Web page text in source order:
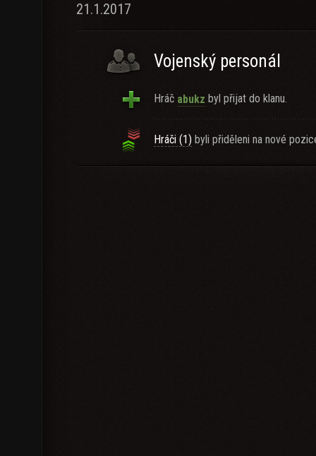
21.1.2017
Vojenský personál
Hráč abukz byl přijat do klanu.
Hráči (1) byli přiděleni na nové